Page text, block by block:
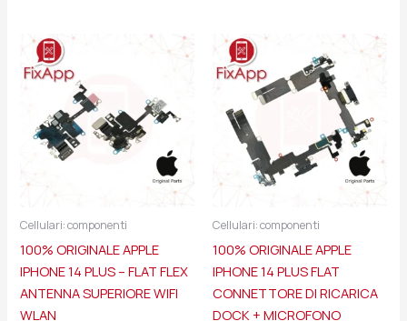
Cellulari: componenti
100% ORIGINALE APPLE
IPHONE 14 PLUS – FLAT FLEX
ANTENNA SUPERIORE WIFI
WLAN
Cellulari: componenti
100% ORIGINALE APPLE
IPHONE 14 PLUS FLAT
CONNETTORE DI RICARICA
DOCK + MICROFONO